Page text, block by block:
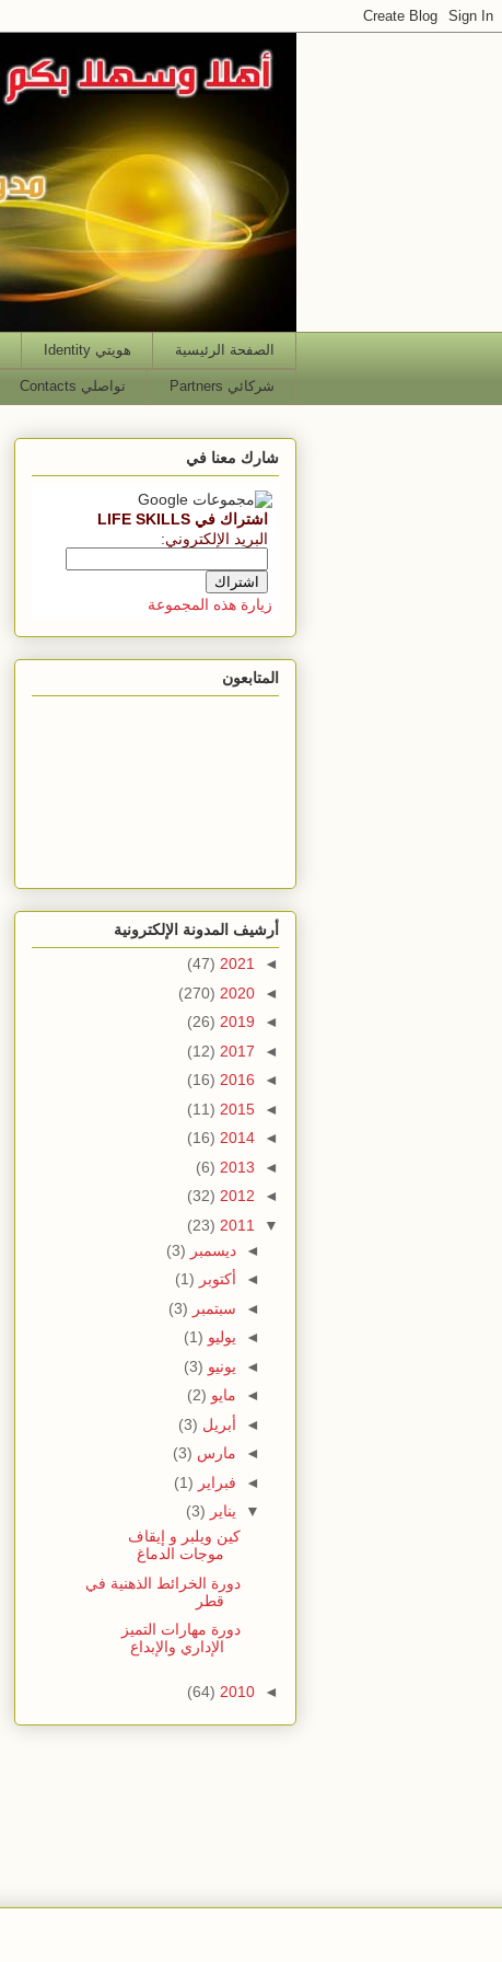
الصفحة الرئيسية هويتي Identity
شركائي Partners تواصلي Contacts
شارك معنا في
اشتراك في LIFE SKILLS
البريد الإلكتروني:
زيارة هذه المجموعة
المتابعون
أرشيف المدونة الإلكترونية
◄
2021
(47)
◄
2020
(270)
◄
2019
(26)
◄
2017
(12)
◄
2016
(16)
◄
2015
(11)
◄
2014
(16)
◄
2013
(6)
◄
2012
(32)
▼
2011
(23)
◄ ديسمبر (3)
◄ أكتوبر (1)
◄ سبتمبر (3)
◄ يوليو (1)
◄ يونيو (3)
◄ مايو (2)
◄ أبريل (3)
◄ مارس (3)
◄ فبراير (1)
▼ يناير (3)
كين ويلبر و إيقاف
موجات الدماغ
دورة الخرائط الذهنية في
قطر
دورة مهارات التميز
الإداري والإبداع
◄
2010
(64)